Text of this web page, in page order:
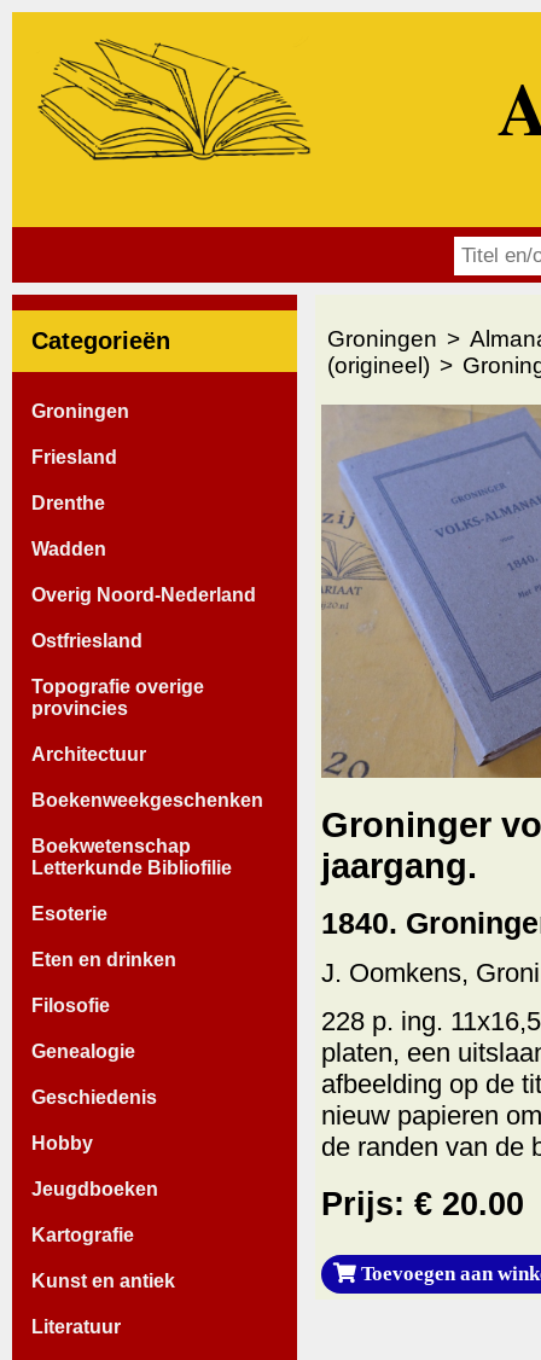
Categorieën
Groningen
Friesland
Drenthe
Wadden
Overig Noord-Nederland
Ostfriesland
Topografie overige
provincies
Architectuur
Boekenweekgeschenken
Boekwetenschap
Letterkunde Bibliofilie
Esoterie
Eten en drinken
Filosofie
Genealogie
Geschiedenis
Hobby
Jeugdboeken
Kartografie
Kunst en antiek
Literatuur
Groningen
(origineel)
Groninger
jaargang.
1840.
J. Oomkens,
228 p. ing.
platen, een
afbeelding op de
nieuw papieren
de randen van de
Prijs: € 20.00
Toevoegen aan